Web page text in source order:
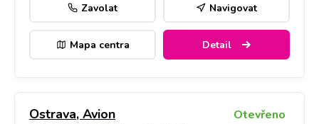
Zavolat Navigovat
Mapa centra Detail
Ostrava, Avion Otevřeno